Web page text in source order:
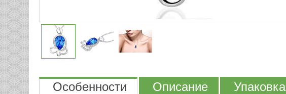
Особенности Описание Упаковка